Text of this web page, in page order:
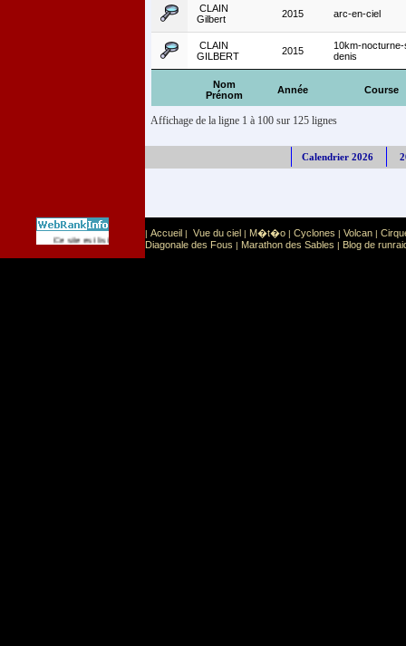
Nom
Prénom
Année Course
CLAIN
Gilbert
2015 arc-en-ciel
CLAIN
GILBERT
2015
10km-
denis
Affichage de la ligne 1 à 100 sur 125 lignes
Calendrier 2026
Ce site est list� dans la cat�gorieSport :Sports extr�mes
| Accueil | Vue du ciel | M�t�o | Cyclones | Volcan |
Diagonale des Fous | Marathon des Sables | Blog de